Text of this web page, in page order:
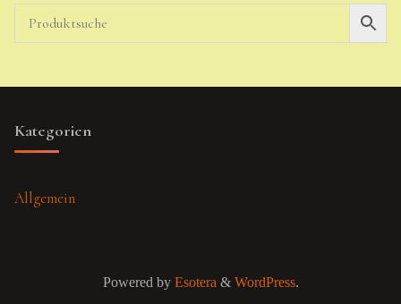
Kategorien
Allgemein
Powered byEsotera& WordPress.